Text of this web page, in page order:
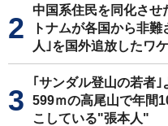
中国系住民を同化さ
トナムが各国から非
人｣を国外追放したワケ
｢サンダル登山の若者
599ｍの高尾山で年間
こしている"張本人"